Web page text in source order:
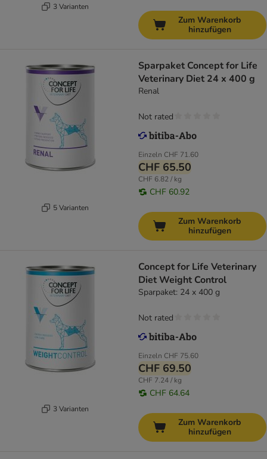
3 Varianten
Zum Warenkorb
hinzufügen
5 Varianten
Sparpaket Concept for Life
Veterinary Diet 24 x 400 g
Renal
Einzeln CHF 71.60
CHF 65.50
CHF 6.82 / kg
CHF 60.92
Not rated
Zum Warenkorb
hinzufügen
3 Varianten
Concept for Life Veterinary
Diet Weight Control
Sparpaket: 24 x 400 g
Einzeln CHF 75.60
CHF 69.50
CHF 7.24 / kg
CHF 64.64
Not rated
Zum Warenkorb
hinzufügen